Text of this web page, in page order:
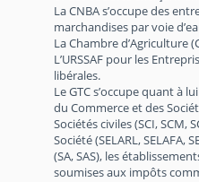
La CNBA s’occupe des
marchandises par voie
La Chambre d’Agriculture
L’URSSAF pour les
libérales.
Le GTC s’occupe quant à
du Commerce et des
Sociétés civiles (SCI, SCM,
Société (SELARL, SELAFA,
(SA, SAS), les
soumises aux impôts